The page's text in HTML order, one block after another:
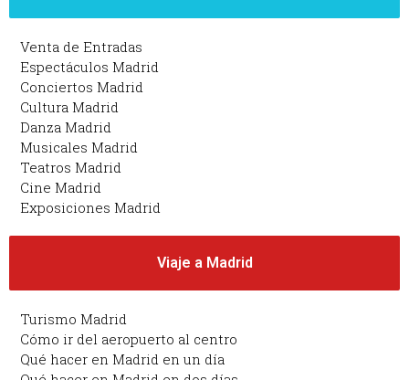
Venta de Entradas
Espectáculos Madrid
Conciertos Madrid
Cultura Madrid
Danza Madrid
Musicales Madrid
Teatros Madrid
Cine Madrid
Exposiciones Madrid
Viaje a Madrid
Turismo Madrid
Cómo ir del aeropuerto al centro
Qué hacer en Madrid en un día